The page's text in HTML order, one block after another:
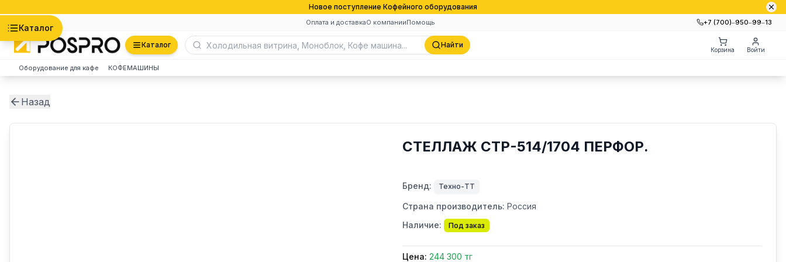
Новое поступление Кофейного оборудования
Оплата и доставкаО компанииПомощь +7 (700)‒950‒99‒13
Каталог
Каталог Найти
Корзина Войти
Оборудование для кафе КОФЕМАШИНЫ
Назад
СТЕЛЛАЖ СТР-514/1704 ПЕРФОР.
Бренд: Техно-ТТ
Страна производитель: Россия
Наличие:
Под заказ
Цена: 244 300 тг